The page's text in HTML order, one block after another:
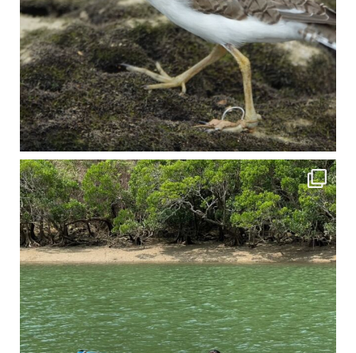
4月に入り、新人教育の為カヤックから落ちた際の救助の実技練習の風景です。 一人前の